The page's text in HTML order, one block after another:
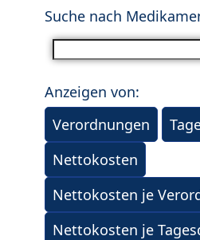
Suche nach
Anzeigen von:
Verordnungen
Nettokosten
Nettokosten je
Nettokosten je